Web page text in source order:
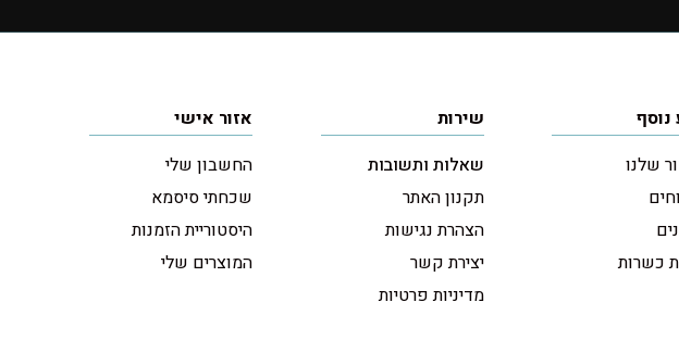
נוסף
שלנו
כשרות
שירות
שאלות ותשובות
תקנון האתר
הצהרת נגישות
יצירת קשר
מדיניות פרטיות
אזור אישי
החשבון שלי
שכחתי סיסמא
היסטוריית הזמנות
המוצרים שלי